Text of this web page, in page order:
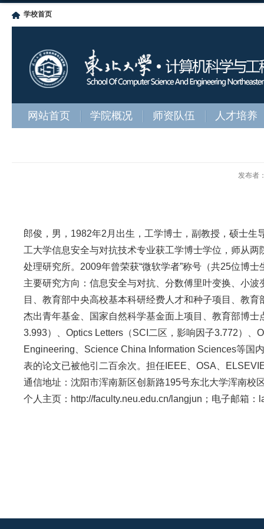
学校首页
网站首页 学院概况 师资队伍 人才培养
发布者
郎俊，男，1982年2月出生，工学博士，副教授，硕士
工大学信息安全与对抗技术专业获工学博士学位，师从
处理研究所。2009年曾荣获“微软学者”称号（共25位博
主要研究方向：信息安全与对抗、分数傅里叶变换、小
目、教育部中央高校基本科研经费人才和种子项目、教
杰出青年基金、国家自然科学基金面上项目、教育部博
3.993）、Optics Letters（SCI二区，影响因子3.772）
Engineering、Science China Information Sciences等国
表的论文已被他引二百余次。担任IEEE、OSA、
通信地址：沈阳市浑南新区创新路195号东北大学浑南校
个人主页：http://faculty.neu.edu.cn/langjun；电子邮箱